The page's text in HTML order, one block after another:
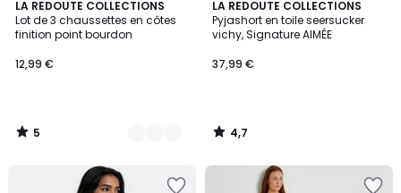
LA REDOUTE COLLECTIONS
Lot de 3 chaussettes en côtes
finition point bourdon
12,99 €
5
/
5
3
Couleurs
5
/
LA REDOUTE COLLECTIONS
Pyjashort en toile seersucker
vichy, Signature AIMÉE
37,99 €
4,7
/ 5
4,7
/